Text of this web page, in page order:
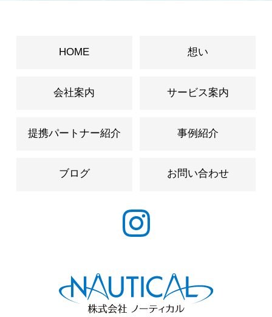
HOME 想い
会社案内 サービス案内
提携パートナー紹介 事例紹介
ブログ お問い合わせ